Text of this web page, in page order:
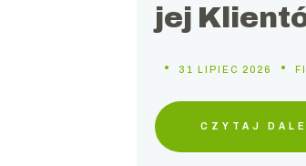
jej
31 LIPIEC 2026
CZYTAJ